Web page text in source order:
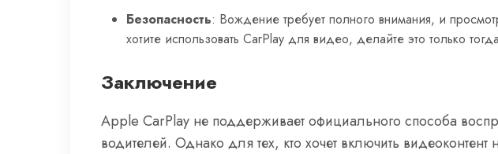
Безопасность: Вождение требует полного внимания, и
хотите использовать CarPlay для видео, делайте это только
Заключение
Apple CarPlay не поддерживает официального способа
водителей. Однако для тех, кто хочет включить